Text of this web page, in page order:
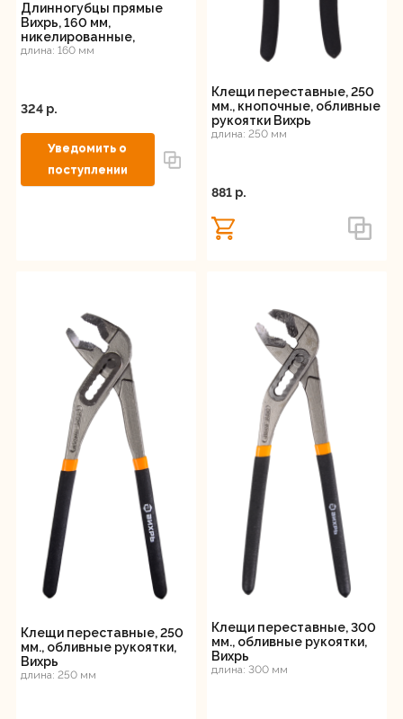
Длинногубцы прямые
Вихрь, 160 мм,
никелированные,
двухкомпонентные
длина: 160 мм
324 p.
Клещи переставные, 250
мм., кнопочные, обливные
рукоятки Вихрь
длина: 250 мм
881 p.
Клещи переставные, 250
мм., обливные рукоятки,
Вихрь
длина: 250 мм
Клещи переставные, 300
мм., обливные рукоятки,
Вихрь
длина: 300 мм